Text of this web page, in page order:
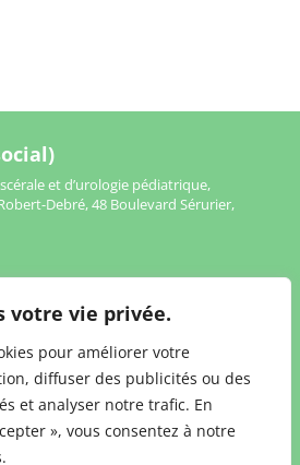
votre vie privée.
pour améliorer votre
diffuser des publicités ou des
et analyser notre trafic. En
», vous consentez à notre
et d’urologie pédiatrique,
Debré, 48 Boulevard Sérurier,